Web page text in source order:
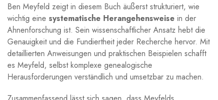
Ben Meyfeld‍ zeigt in diesem Buch ⁢äußerst strukturiert, wie
wichtig⁣ eine systematische Herangehensweise in der
Ahnenforschung ist. Sein wissenschaftlicher Ansatz hebt ​die
Genauigkeit⁢ und die Fundiertheit jeder Recherche hervor. Mit
detaillierten Anweisungen und⁢ praktischen Beispielen schafft⁣
es Meyfeld, selbst komplexe genealogische
Herausforderungen verständlich und umsetzbar zu⁣ machen.